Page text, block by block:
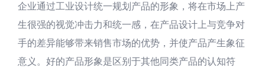
企业通过工业设计统一规划产品的形象，将在市场上产
生很强的视觉冲击力和统一感，在产品设计上与竞争对
手的差异能够带来销售市场的优势，并使产品产生象征
意义。好的产品形象是区别于其他同类产品的认知符